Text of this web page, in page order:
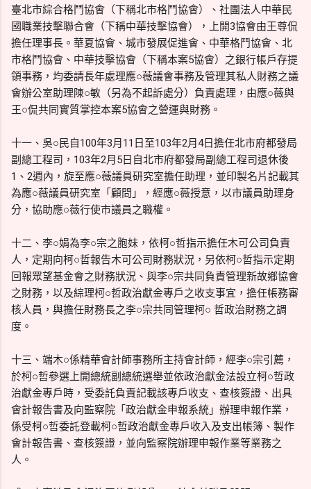
臺北市綜合格鬥協會（下稱北市格鬥協會）、社團法人中華民
國職業技擊聯合會（下稱中華技擊協會），上開3協會由王尊侃
擔任理事長。華夏協會、城市發展促進會、中華格鬥協會、北
市格鬥協會、中華技擊協會（下稱本案5協會）之銀行帳戶存提
領事務，均委請長年處理應○薇議會事務及管理其私人財務之議
會辦公室助理陳○敏（另為不起訴處分）負責處理，由應○薇與
王○侃共同實質掌控本案5協會之營運與財務。
十一、吳○民自100年3月11日至103年2月4日擔任北市府都發局
副總工程司，103年2月5日自北市府都發局副總工程司退休後
1、2週內，旋至應○薇議員研究室擔任助理，並印製名片記載其
為應○薇議員研究室「顧問」，經應○薇授意，以市議員助理身
分，協助應○薇行使市議員之職權。
十二、李○娟為李○宗之胞妹，依柯○哲指示擔任木可公司負責
人，定期向柯○哲報告木可公司財務狀況，另依柯○哲指示定期
回報眾望基金會之財務狀況、與李○宗共同負責管理新故鄉協會
之財務，以及綜理柯○哲政治獻金專戶之收支事宜，擔任帳務審
核人員，與擔任財務長之李○宗共同管理柯○ 哲政治財務之調
度。
十三、端木○係精華會計師事務所主持會計師，經李○宗引薦，
於柯○哲參選上開總統副總統選舉並依政治獻金法設立柯○哲政
治獻金專戶時，受委託負責記載該專戶收支、查核簽證、出具
會計報告書及向監察院「政治獻金申報系統」辦理申報作業，
係受柯○哲委託登載柯○哲政治獻金專戶收入及支出帳簿、製作
會計報告書、查核簽證，並向監察院辦理申報作業等業務之
人。